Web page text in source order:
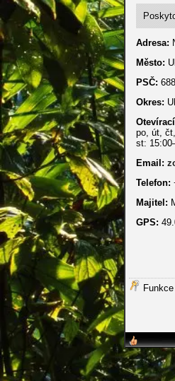
Adresa:
Město:
PSČ:
Okres:
po, út,
st:
Email:
Telefon:
Majitel:
GPS: